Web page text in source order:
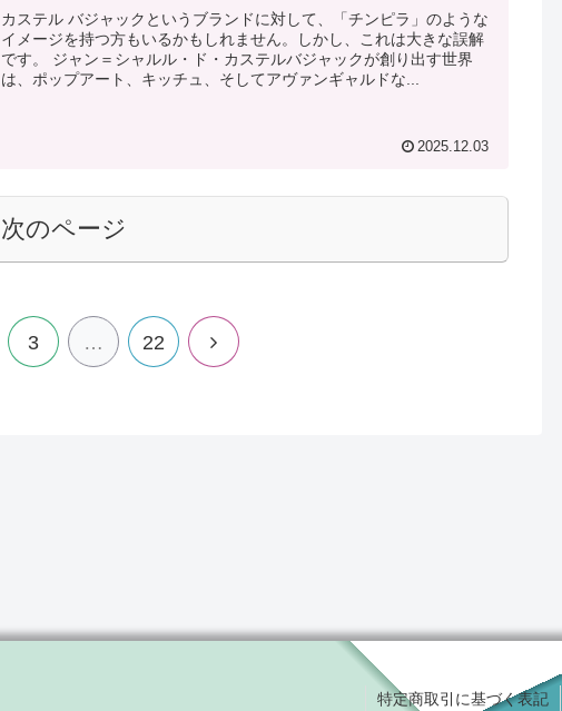
カステル バジャックというブランドに対して、「チンピラ」のような
イメージを持つ方もいるかもしれません。しかし、これは大きな誤解
です。 ジャン＝シャルル・ド・カステルバジャックが創り出す世界
は、ポップアート、キッチュ、そしてアヴァンギャルドな...
2025.12.03
次のページ
3 … 22 次
特定商取引に基づく表記